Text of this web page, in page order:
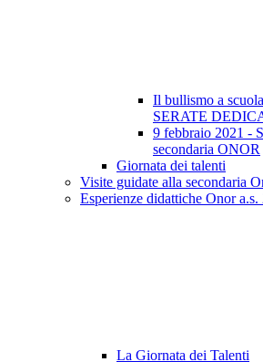
Il bullismo a
SERATE
9 febbraio 2021 -
secondaria ONOR
Giornata dei talenti
Visite guidate alla secondaria
Esperienze didattiche Onor
La Giornata dei Talenti